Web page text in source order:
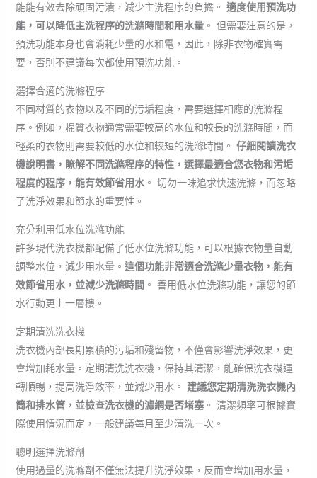
能能有效去除頑固污漬，減少主洗程序的負擔。 適度使用預洗功
能，可以降低主洗程序的洗滌時間和用水量。 但需要注意的是，
預洗功能本身也會消耗少量的水和電，因此，除非衣物確實需
要，否則不建議每次都使用預洗功能。
選擇合適的洗滌程序
不同材質的衣物以及不同的污垢程度，需要選擇相應的洗滌程
序。例如，棉質衣物通常需要較高的水位和較長的洗滌時間，而
輕柔的衣物則需要較低的水位和較短的洗滌時間。 仔細閱讀洗衣
機說明書，瞭解不同洗滌程序的特性，選擇最適合您衣物和污垢
程度的程序，能有效節省用水。 切勿一味追求快速洗滌，而忽略
了洗淨效果和節水的重要性。
充分利用低水位洗滌功能
許多現代洗衣機都配備了低水位洗滌功能，可以根據衣物量自動
調整水位，減少用水量。 這個功能非常適合洗滌少量衣物，能有
效節省用水，並減少洗滌時間 。 善用低水位洗滌功能，讓您的節
水行動更上一層樓。
定期清洗洗衣機
洗衣機內部長期累積的污垢和殘留物，不僅會影響洗淨效果，更
會增加耗水量。定期清洗洗衣機，保持其清潔，能確保洗衣機運
轉順暢，提高洗淨效率，並減少用水。 建議您定期清洗洗衣機內
筒和排水管，並檢查洗衣機的濾網是否堵塞。 清潔頻率可根據實
際使用情況而定，一般建議每月至少清洗一次。
聰明選擇洗滌劑
使用過量的洗滌劑不僅無法提升洗淨效果，反而會增加用水量，